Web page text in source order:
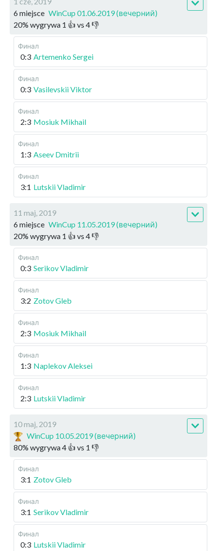
6 miejsce WinCup 01.06.2019 (вечерний)
20% wygrywa 1 👍 vs 4👎
Финал
0:3 Artemenko Sergei
Финал
0:3 Vasilevskii Viktor
Финал
2:3 Mosiuk Mikhail
Финал
1:3 Aseev Dmitrii
Финал
3:1 Lutskii Vladimir
11 maj, 2019
6 miejsce WinCup 11.05.2019 (вечерний)
20% wygrywa 1 👍 vs 4👎
Финал
0:3 Serikov Vladimir
Финал
3:2 Zotov Gleb
Финал
2:3 Mosiuk Mikhail
Финал
1:3 Naplekov Aleksei
Финал
2:3 Lutskii Vladimir
10 maj, 2019
WinCup 10.05.2019 (вечерний)
80% wygrywa4 👍 vs 1 👎
Финал
3:1 Zotov Gleb
Финал
3:1 Serikov Vladimir
Финал
0:3 Lutskii Vladimir